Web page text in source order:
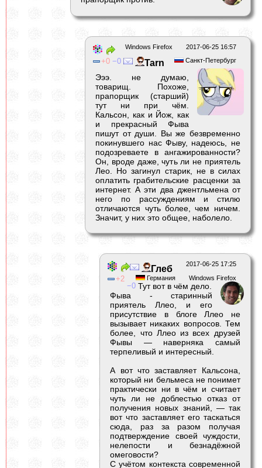
2017-06-25 16:57
Windows Firefox
Санкт-Петербург
0 0 Tarn
Эээ. не думаю,
товарищ. Похоже,
прапорщик (старший)
тут ни при чём.
Кальсон, как и Йож, как
и прекрасный Фыва
пишут от души. Вы же безвременно
покинувшего нас Фыву, надеюсь, не
подозреваете в ангажированности?
Он, вроде даже, чуть ли не приятель
Лео. Но загинул старик, не в силах
оплатить грабительские расценки за
интернет. А эти два джентльмена от
него по рассуждениям и стилю
отличаются чуть более, чем ничем.
Значит, у них это общее, наболело.
2017-06-25 17:25
Windows Firefox
Германия
2
0
Глеб
Тут вот в чём дело.
Фыва - старинный
приятель Ллео, и его
присутствие в блоге Ллео не
вызывает никаких вопросов. Тем
более, что Ллео из всех друзей
Фывы — наверняка самый
терпеливый и интересный.
А вот что заставляет Кальсона,
который ни бельмеса не понимет
практически ни в чём и считает
чуть ли не доблестью отказ от
получения новых знаний, — так
вот что заставляет его таскаться
сюда, раз за разом получая
подтверждение своей чуждости,
нелепости и безнадёжной
омеговости?
С учётом контекста современной